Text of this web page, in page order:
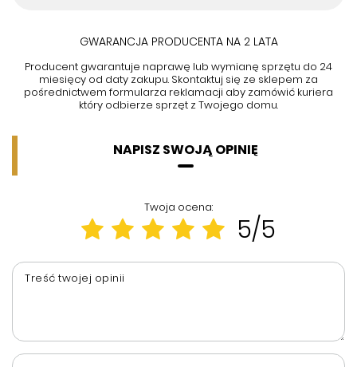
GWARANCJA PRODUCENTA NA 2 LATA
Producent gwarantuje naprawę lub wymianę sprzętu do 24
miesięcy od daty zakupu. Skontaktuj się ze sklepem za
pośrednictwem formularza reklamacji aby zamówić kuriera
który odbierze sprzęt z Twojego domu.
NAPISZ SWOJĄ OPINIĘ
Twoja ocena:
5/5
Treść twojej opinii